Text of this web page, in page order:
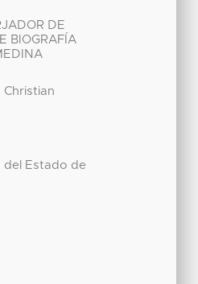
DE
BIOGRAFÍA
Christian
del Estado de